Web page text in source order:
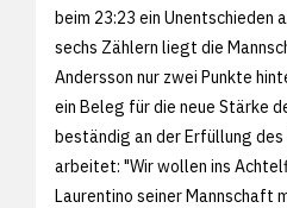
beim 23:23 ein Unentschieden
sechs Zählern liegt die
Andersson nur zwei Punkte
ein Beleg für die neue Stärke
beständig an der Erfüllung
arbeitet: "Wir wollen ins
Laurentino seiner Mannschaft